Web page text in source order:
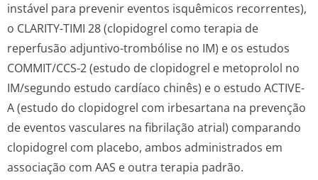
instável para prevenir eventos isquêmicos recorrentes),
o CLARITY-TIMI 28 (clopidogrel como terapia de
reperfusão adjuntivo-trombólise no IM) e os estudos
COMMIT/CCS-2 (estudo de clopidogrel e metoprolol no
IM/segundo estudo cardíaco chinês) e o estudo ACTIVE-
A (estudo do clopidogrel com irbesartana na prevenção
de eventos vasculares na fibrilação atrial) comparando
clopidogrel com placebo, ambos administrados em
associação com AAS e outra terapia padrão.